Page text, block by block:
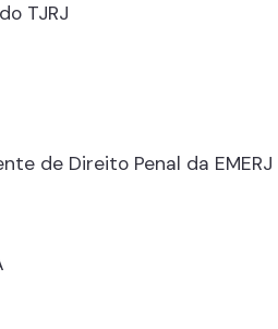
TJRJ
de Direito Penal da EMERJ